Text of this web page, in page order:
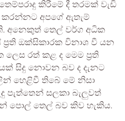
කිරීමේ දී තරමක් වැඩි
කරන්නට අපගේ ඇතැම්
අනෙකුත් තෙල් වර්ග අධික
ප්‍රති ඔක්සිකාරක විනාශ වී යන
රත් කළ ද මෙම ප්‍රති
සිදු නොවන බව ද දැනට
හෙළිවී තිබේ මේ නිසා
පැත්තෙන් සලකා බැලු‍වත්
පොල් තෙල් බව කිව හැකිය.